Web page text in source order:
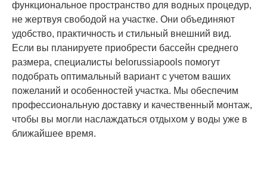
функциональное пространство для водных процедур,
не жертвуя свободой на участке. Они объединяют
удобство, практичность и стильный внешний вид.
Если вы планируете приобрести бассейн среднего
размера, специалисты belorussiapools помогут
подобрать оптимальный вариант с учетом ваших
пожеланий и особенностей участка. Мы обеспечим
профессиональную доставку и качественный монтаж,
чтобы вы могли наслаждаться отдыхом у воды уже в
ближайшее время.